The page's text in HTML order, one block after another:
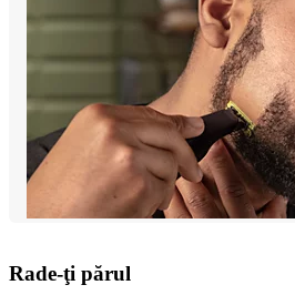
Rade-ţi părul